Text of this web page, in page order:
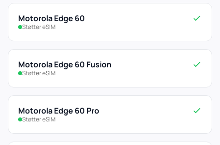
Motorola Edge 60
Støtter eSIM
Motorola Edge 60 Fusion
Støtter eSIM
Motorola Edge 60 Pro
Støtter eSIM